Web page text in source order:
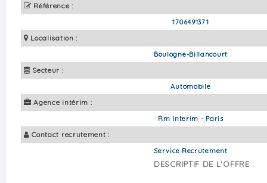
Référence :
1706491371
Localisation :
Boulogne-Billancourt
Secteur :
Automobile
Agence intérim :
Rm Interim - Paris
Contact recrutement :
Service Recrutement
DESCRIPTIF DE L'OFFRE :